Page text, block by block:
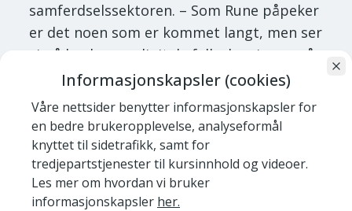
samferdselssektoren. – Som Rune påpeker
er det noen som er kommet langt, men ser
vi på bruken av digitale fellesløsninger, så
er denne fryktelig lav. I det ligger også at
det blir svært vanskelig å standardisere på
tvers av kommunegrensene, forteller
Kierulf.
Undersøkelsen viser også at det er de
økonomiske rammene innen vei og park
Informasjonskapsler (cookies)
Våre nettsider benytter informasjonskapsler for
en bedre brukeropplevelse, analyseformål
knyttet til sidetrafikk, samt for
tredjepartstjenester til kursinnhold og videoer.
Les mer om hvordan vi bruker
informasjonskapsler her.